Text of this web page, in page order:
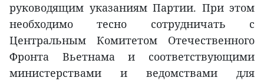
руководящим указаниям Партии. При этом
необходимо тесно сотрудничать с
Центральным Комитетом Отечественного
Фронта Вьетнама и соответствующими
министерствами и ведомствами для